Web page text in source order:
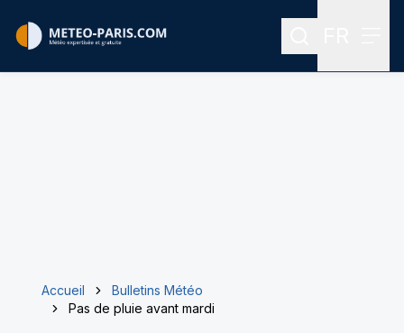
Rechercher
Accueil
Bulletins Météo
Pas de pluie avant mardi